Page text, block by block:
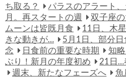
ち取る？ パラスのアラート
月。再スタートの週
双子座
ムーンは皆既月食
11日、木
きな動きが…
5月1日、部分日
念
日食前の重要な時期 知
ぶり！新月の年度初め
21日…
週末、新たなフェーズへ
魚